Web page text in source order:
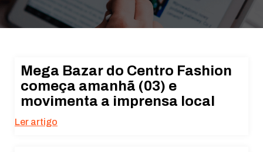
Mega Bazar do Centro Fashion
começa amanhã (03) e
movimenta a imprensa local
Ler artigo